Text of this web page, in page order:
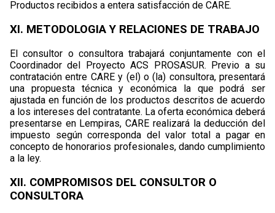
Productos recibidos a entera satisfacción de CARE.
XI. METODOLOGIA Y RELACIONES DE TRABAJO
El consultor o consultora trabajará conjuntamente con el
Coordinador del Proyecto ACS PROSASUR. Previo a su
contratación entre CARE y (el) o (la) consultora, presentará
una propuesta técnica y económica la que podrá ser
ajustada en función de los productos descritos de acuerdo
a los intereses del contratante. La oferta económica deberá
presentarse en Lempiras, CARE realizará la deducción del
impuesto según corresponda del valor total a pagar en
concepto de honorarios profesionales, dando cumplimiento
a la ley.
XII. COMPROMISOS DEL CONSULTOR O
CONSULTORA